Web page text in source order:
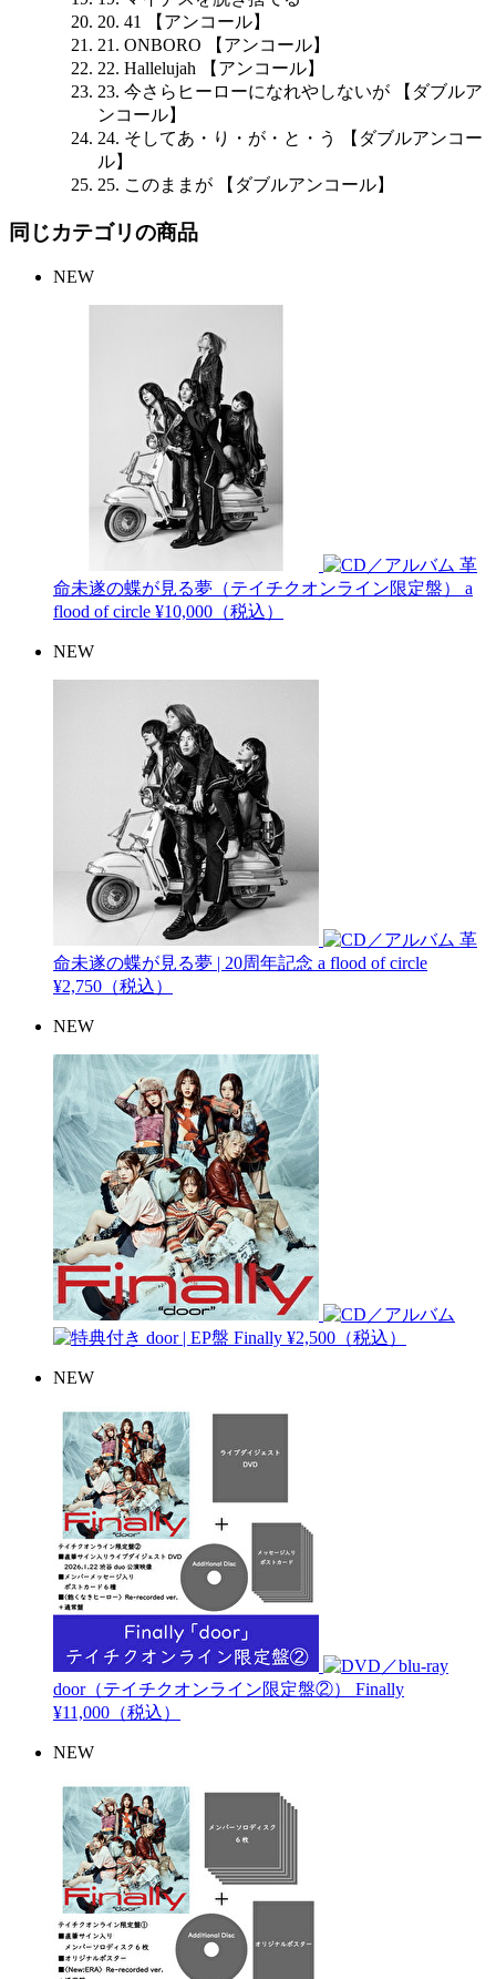
20. 41 【アンコール】
21. ONBORO 【アンコール】
22. Hallelujah 【アンコール】
23. 今さらヒーローになれやしないが 【ダブルア
ンコール】
24. そしてあ・り・が・と・う 【ダブルアンコー
ル】
25. このままが 【ダブルアンコール】
同じカテゴリの商品
NEW
革
命未遂の蝶が見る夢（テイチクオンライン限定盤） a
flood of circle ¥10,000（税込）
NEW
革
命未遂の蝶が見る夢 | 20周年記念 a flood of circle
¥2,750（税込）
NEW
door | EP盤 Finally ¥2,500（税込）
NEW
door（テイチクオンライン限定盤②） Finally
¥11,000（税込）
NEW